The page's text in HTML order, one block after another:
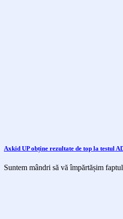
Axkid UP obține rezultate de top la testul
Suntem mândri să vă împărtășim